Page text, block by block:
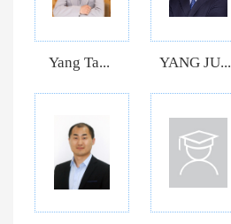
Yang Ta... YANG JU...